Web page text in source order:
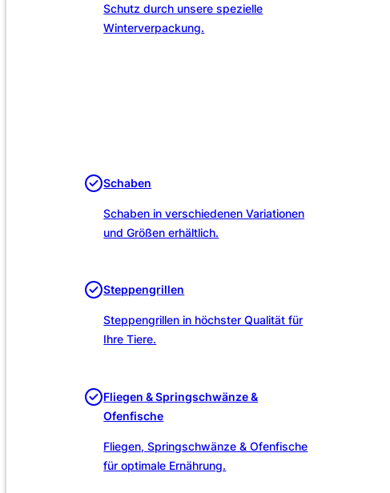
Schutz durch unsere spezielle
Winterverpackung.
Schaben
Schaben in verschiedenen Variationen
und Größen erhältlich.
Steppengrillen
Steppengrillen in höchster Qualität für
Ihre Tiere.
Fliegen & Springschwänze &
Ofenfische
Fliegen, Springschwänze & Ofenfische
für optimale Ernährung.